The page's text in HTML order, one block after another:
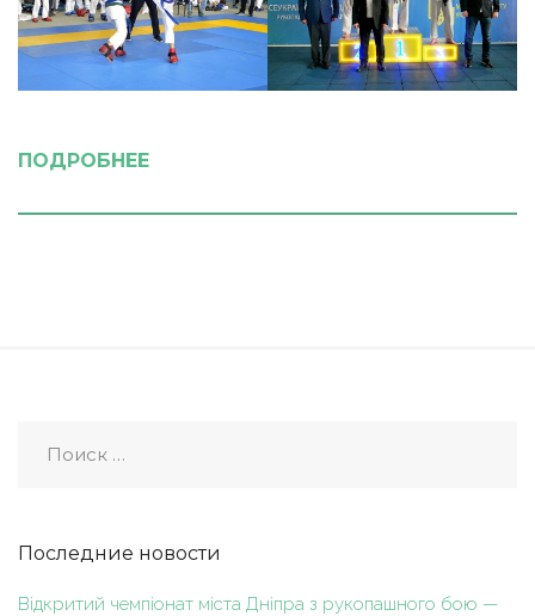
ПОДРОБНЕЕ
Последние новости
Відкритий чемпіонат міста Дніпра з рукопашного бою —